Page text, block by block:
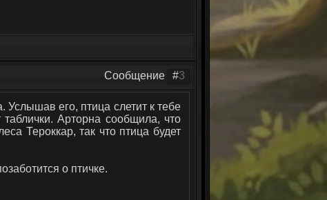
Сообщение #3
Услышав его, птица слетит к тебе
Арторна сообщила, что
Тероккар, так что птица будет
о птичке.